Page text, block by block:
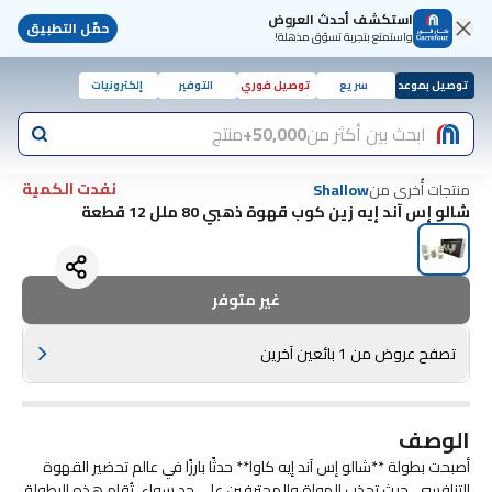
استكشف أحدث العروض
واستمتع بتجربة تسوّق مذهلة! حمّل التطبيق
توصيل بموعد سريع توصيل فوري التوفير إلكترونيات
ابحث بين أكثر من50,000+ منتج
منتجات أُخرى منShallow
نفدت الكمية
شالو إس آند إيه زين كوب قهوة ذهبي 80 ملل 12 قطعة
غير متوفر
تصفح عروض من 1 بائعين آخرين
الوصف
أصبحت بطولة **شالو إس آند إيه كاوا** حدثًا بارزًا في عالم تحضير القهوة